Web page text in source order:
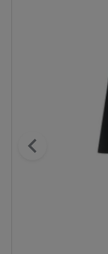
chevron_left